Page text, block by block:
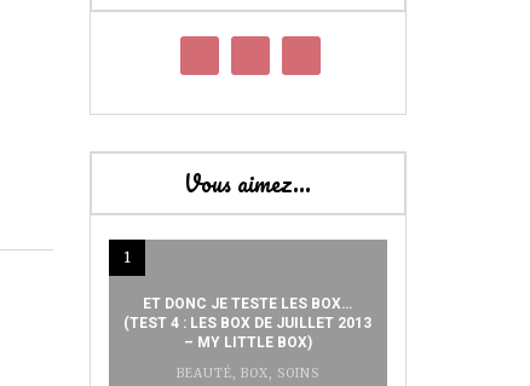
Vous aimez…
1
ET DONC JE TESTE LES BOX…
(TEST 4 : LES BOX DE JUILLET 2013
– MY LITTLE BOX)
BEAUTÉ, BOX, SOINS